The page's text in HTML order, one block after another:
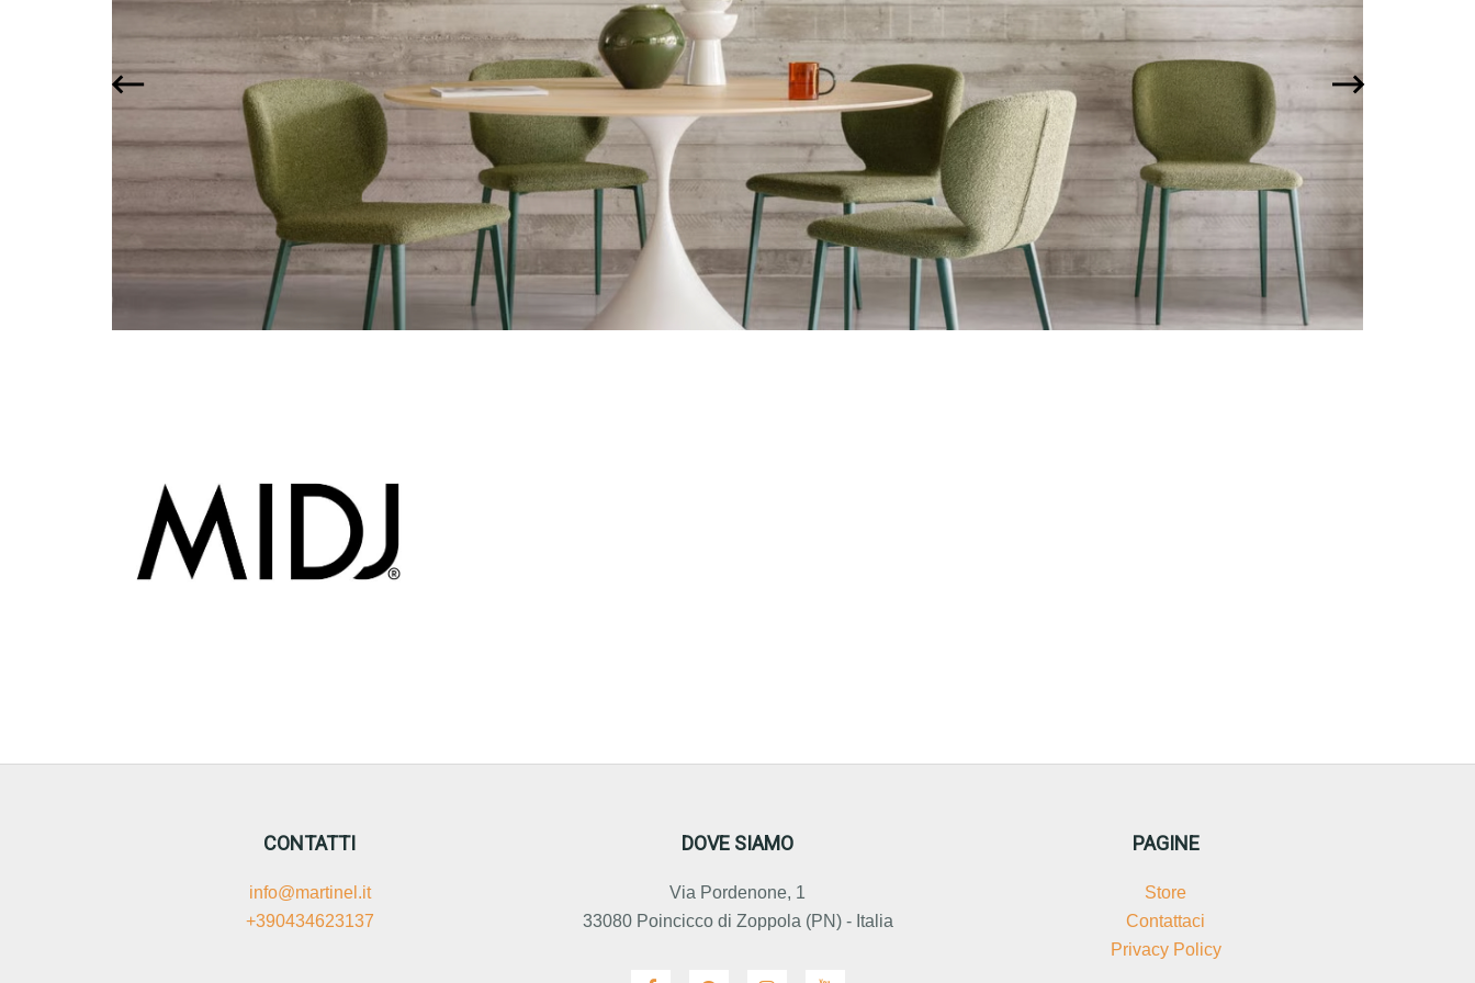
CONTATTI
info@martinel.it
+390434623137
DOVE SIAMO
Via Pordenone, 1
33080 Poincicco di Zoppola (PN) - Italia
PAGINE
Store
Contattaci
Privacy Policy